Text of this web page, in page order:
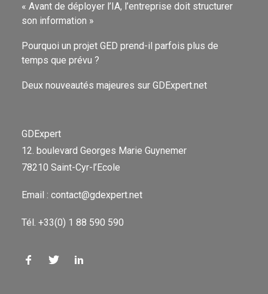
« Avant de déployer l’IA, l’entreprise doit structurer
son information »
Pourquoi un projet GED prend-il parfois plus de
temps que prévu ?
Deux nouveautés majeures sur GDExpert.net
GDExpert
12. boulevard Georges Marie Guynemer
78210 Saint-Cyr-l’Ecole
Email : contact@gdexpert.net
Tél. +33(0) 1 88 590 590